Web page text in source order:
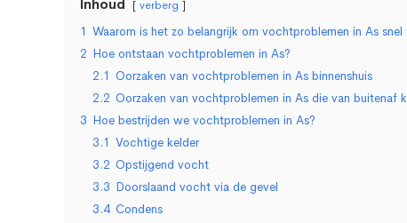
Inhoud verberg
1 Waarom is het zo belangrijk om vochtproblemen in As snel
2 Hoe ontstaan vochtproblemen in As?
2.1 Oorzaken van vochtproblemen in As binnenshuis
2.2 Oorzaken van vochtproblemen in As die van buitenaf
3 Hoe bestrijden we vochtproblemen in As?
3.1 Vochtige kelder
3.2 Opstijgend vocht
3.3 Doorslaand vocht via de gevel
3.4 Condens